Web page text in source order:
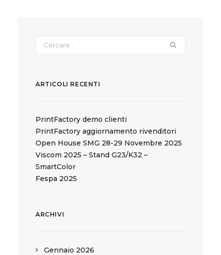
ARTICOLI RECENTI
PrintFactory demo clienti
PrintFactory aggiornamento rivenditori
Open House SMG 28-29 Novembre 2025
Viscom 2025 – Stand G23/K32 –
SmartColor
Fespa 2025
ARCHIVI
Gennaio 2026